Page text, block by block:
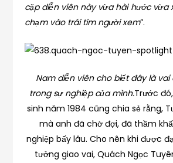
cặp diễn viên này vừa hài hước vừa
chạm vào trái tim người xem”.
Nam diễn viên cho biết đây là vai
trong sự nghiệp của mình.Trước
sinh năm 1984 cũng chia sẻ rằng,
mà anh đã chờ đợi, đã thầm
nghiệp bấy lâu. Cho nên khi được
tưởng giao vai, Quách Ngọc